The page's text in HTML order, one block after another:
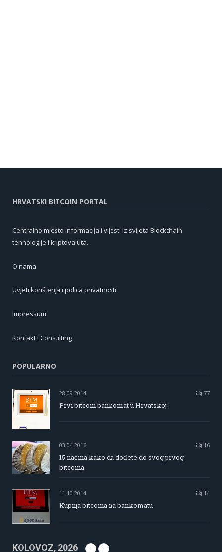
HRVATSKI BITCOIN PORTAL
Centralno mjesto informacija i vijesti iz svijeta Blockchain
tehnologije i kriptovaluta.
O nama
Uvjeti korištenja i polica privatnosti
Impressum
Kontakt i Consulting
POPULARNO
28.09.2014 77
Prvi bitcoin bankomat u Hrvatskoj!
03.04.2016 16
15 načina kako da dođete do svog prvog
bitcoina
11.10.2014 14
Kupnja bitcoina na bankomatu
KOLOVOZ, 2026